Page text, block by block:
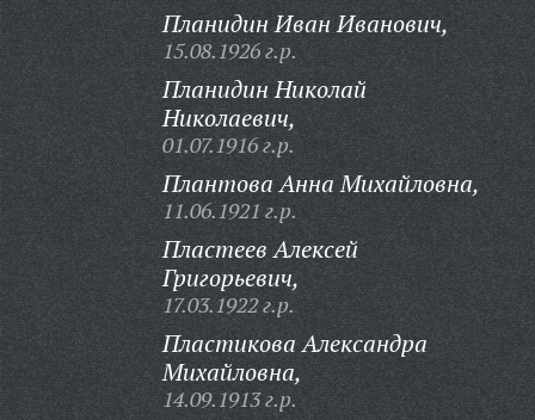
Планидин Иван Иванович,
15.08.1926 г.р.
Планидин Николай
Николаевич,
01.07.1916 г.р.
Плантова Анна Михайловна,
11.06.1921 г.р.
Пластеев Алексей
Григорьевич,
17.03.1922 г.р.
Пластикова Александра
Михайловна,
14.09.1913 г.р.